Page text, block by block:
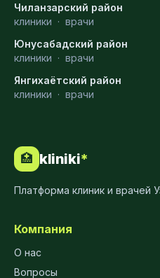
Чиланзарский район
клиники · врачи
Юнусабадский район
клиники · врачи
Янгихаётский район
клиники · врачи
🏥 kliniki*
Платформа клиник и врачей
Компания
О нас
Вопросы